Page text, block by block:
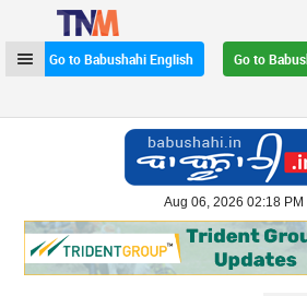
Go to Babushahi English
Go to
Aug 06, 2026 02:18 PM